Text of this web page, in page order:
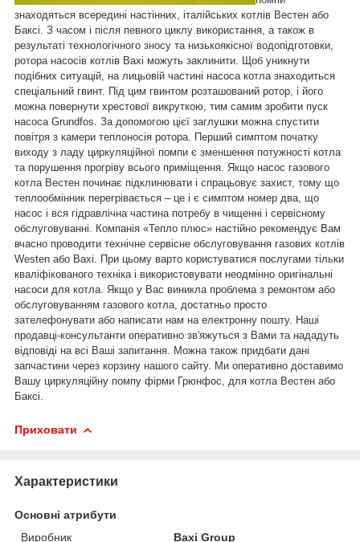
знаходяться всередині настінних, італійських котлів Вестен або
Баксі. З часом і після певного циклу використання, а також в
результаті технологічного зносу та низькоякісної водопідготовки,
ротора насосів котлів Baxi можуть заклинити. Щоб уникнути
подібних ситуацій, на лицьовій частині насоса котла знаходиться
спеціальний гвинт. Під цим гвинтом розташований ротор, і його
можна повернути хрестової викруткою, тим самим зробити пуск
насоса Grundfos. За допомогою цієї заглушки можна спустити
повітря з камери теплоносія ротора. Перший симптом початку
виходу з ладу циркуляційної помпи є зменшення потужності котла
та порушення прогріву всього приміщення. Якщо насос газового
котла Вестен починає підклинювати і спрацьовує захист, тому що
теплообмінник перегрівається – це і є симптом номер два, що
насос і вся гідравлічна частина потребу в чищенні і сервісному
обслуговуванні.
Компанія «Тепло плюс» настійно рекомендує Вам
вчасно проводити технічне сервісне обслуговування газових котлів
Westen або Baxi . При цьому варто користуватися послугами тільки
кваліфікованого техніка і використовувати неодмінно оригінальні
насоси для котла. Якщо у Вас виникла проблема з ремонтом або
обслуговуванням газового котла, достатньо просто
зателефонувати або написати нам на електронну пошту. Наші
продавці-консультанти оперативно зв'яжуться з Вами та нададуть
відповіді на всі Ваші запитання. Можна також придбати дані
запчастини через корзину нашого сайту. Ми оперативно доставимо
Вашу циркуляційну помпу фірми Грюнфос, для котла Вестен або
Баксі.
Приховати
Характеристики
Основні атрибути
Виробник
Baxi Group